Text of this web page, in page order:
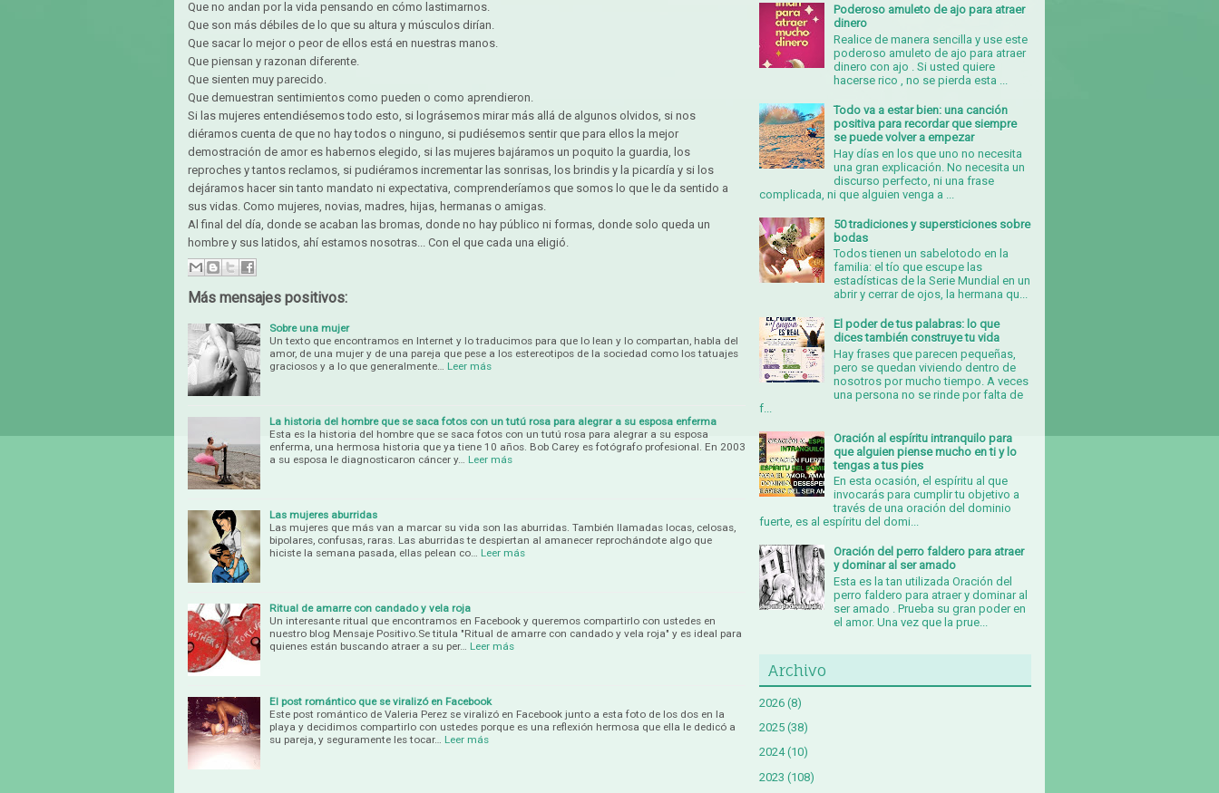
Que no andan por la vida pensando en cómo lastimarnos.
Que son más débiles de lo que su altura y músculos dirían.
Que sacar lo mejor o peor de ellos está en nuestras manos.
Que piensan y razonan diferente.
Que sienten muy parecido.
Que demuestran sentimientos como pueden o como aprendieron.
Si las mujeres entendiésemos todo esto, si lográsemos mirar más allá de algunos olvidos, si nos
diéramos cuenta de que no hay todos o ninguno, si pudiésemos sentir que para ellos la mejor
demostración de amor es habernos elegido, si las mujeres bajáramos un poquito la guardia, los
reproches y tantos reclamos, si pudiéramos incrementar las sonrisas, los brindis y la picardía y si los
dejáramos hacer sin tanto mandato ni expectativa, comprenderíamos que somos lo que le da sentido a
sus vidas. Como mujeres, novias, madres, hijas, hermanas o amigas.
Al final del día, donde se acaban las bromas, donde no hay público ni formas, donde solo queda un
hombre y sus latidos, ahí estamos nosotras... Con el que cada una eligió.
Más mensajes positivos:
Sobre una mujer
Un texto que encontramos en Internet y lo traducimos para que lo lean y lo compartan, habla del
amor, de una mujer y de una pareja que pese a los estereotipos de la sociedad como los tatuajes
graciosos y a lo que generalmente…
Leer más
La historia del hombre que se saca fotos con un tutú rosa para alegrar a su esposa enferma
Esta es la historia del hombre que se saca fotos con un tutú rosa para alegrar a su esposa
enferma, una hermosa historia que ya tiene 10 años. Bob Carey es fotógrafo profesional. En 2003
a su esposa le diagnosticaron cáncer y…
Leer más
Las mujeres aburridas
Las mujeres que más van a marcar su vida son las aburridas. También llamadas locas, celosas,
bipolares, confusas, raras. Las aburridas te despiertan al amanecer reprochándote algo que
hiciste la semana pasada, ellas pelean co…
Leer más
Ritual de amarre con candado y vela roja
Un interesante ritual que encontramos en Facebook y queremos compartirlo con ustedes en
nuestro blog Mensaje Positivo.Se titula "Ritual de amarre con candado y vela roja" y es ideal para
quienes están buscando atraer a su per…
Leer más
El post romántico que se viralizó en Facebook
Este post romántico de Valeria Perez se viralizó en Facebook junto a esta foto de los dos en la
playa y decidimos compartirlo con ustedes porque es una reflexión hermosa que ella le dedicó a
su pareja, y seguramente les tocar…
Leer más
Poderoso amuleto de ajo para atraer
dinero
Realice de manera sencilla y use este
poderoso amuleto de ajo para atraer
dinero con ajo . Si usted quiere
hacerse rico , no se pierda esta ...
Todo va a estar bien: una canción
positiva para recordar que siempre
se puede volver a empezar
Hay días en los que uno no necesita
una gran explicación. No necesita un
discurso perfecto, ni una frase
complicada, ni que alguien venga a ...
50 tradiciones y supersticiones sobre
bodas
Todos tienen un sabelotodo en la
familia: el tío que escupe las
estadísticas de la Serie Mundial en un
abrir y cerrar de ojos, la hermana qu...
El poder de tus palabras: lo que
dices también construye tu vida
Hay frases que parecen pequeñas,
pero se quedan viviendo dentro de
nosotros por mucho tiempo. A veces
una persona no se rinde por falta de
f...
Oración al espíritu intranquilo para
que alguien piense mucho en ti y lo
tengas a tus pies
En esta ocasión, el espíritu al que
invocarás para cumplir tu objetivo a
través de una oración del dominio
fuerte, es al espíritu del domi...
Oración del perro faldero para atraer
y dominar al ser amado
Esta es la tan utilizada Oración del
perro faldero para atraer y dominar al
ser amado . Prueba su gran poder en
el amor. Una vez que la prue...
Archivo
2026 (8)
2025 (38)
2024 (10)
2023 (108)